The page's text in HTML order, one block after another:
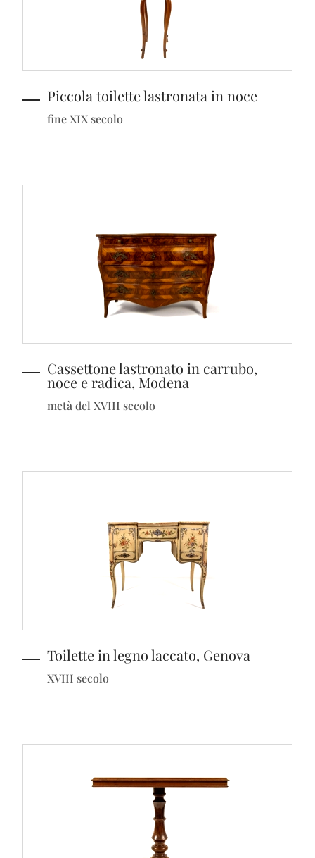
Piccola toilette lastronata in noce
fine XIX secolo
Cassettone lastronato in carrubo,
noce e radica, Modena
metà del XVIII secolo
Toilette in legno laccato, Genova
XVIII secolo